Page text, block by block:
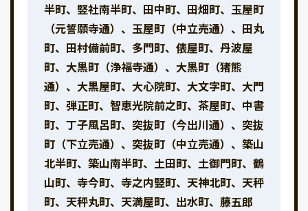
半町、竪社南半町、田中町、田畑町、玉屋町
（元誓願寺通）、玉屋町（中立売通）、田丸
町、田村備前町、多門町、俵屋町、丹波屋
町、大黒町（浄福寺通）、大黒町（猪熊
通）、大黒屋町、大心院町、大文字町、大門
町、弾正町、智恵光院前之町、茶屋町、中書
町、丁子風呂町、突抜町（今出川通）、突抜
町（下立売通）、突抜町（中立売通）、築山
北半町、築山南半町、土田町、土御門町、鶴
山町、寺今町、寺之内竪町、天神北町、天秤
町、天秤丸町、天満屋町、出水町、藤五郎